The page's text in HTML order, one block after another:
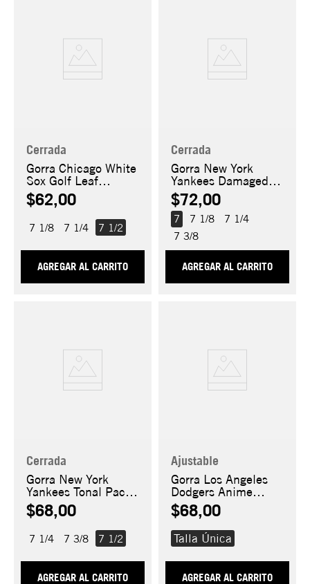
Cerrada
Gorra Chicago White
Sox Golf Leaf
59FIFTY
$62,00
7 1/2
7 1/4
7 1/8
AGREGAR AL CARRITO
Cerrada
Gorra New York
Yankees Damaged
59FIFTY
$72,00
7 7 1/4
7 1/8
7 3/8
AGREGAR AL CARRITO
Cerrada
Gorra New York
Yankees Tonal Pack
59FIFTY
$68,00
7 1/2
7 1/4 7 3/8
AGREGAR AL CARRITO
Ajustable
Gorra Los Angeles
Dodgers Anime
Shohei Ohtani
9FORTY A-Frame
$68,00
Talla Única
AGREGAR AL CARRITO